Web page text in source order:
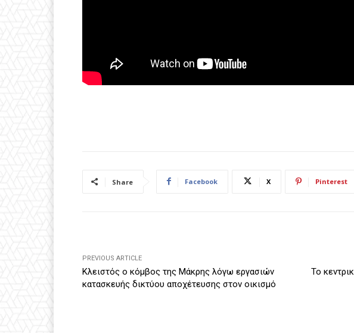
Share Facebook X Pinterest
PREVIOUS ARTICLE
Κλειστός ο κόμβος της Μάκρης λόγω εργασιών
κατασκευής δικτύου αποχέτευσης στον οικισμό
Το